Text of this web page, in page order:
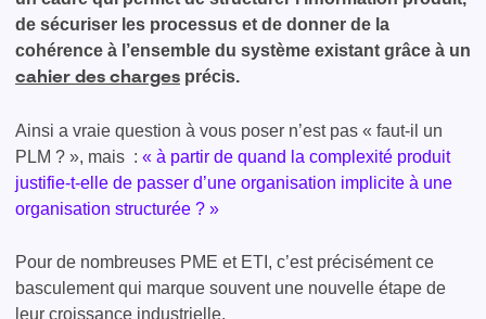
de sécuriser les processus et de donner de la
cohérence à l’ensemble du système existant grâce à un
cahier des charges précis.
Ainsi a vraie question à vous poser n’est pas « faut-il un
PLM ? », mais : « à partir de quand la complexité produit
justifie-t-elle de passer d’une organisation implicite à une
organisation structurée ? »
Pour de nombreuses PME et ETI, c’est précisément ce
basculement qui marque souvent une nouvelle étape de
leur croissance industrielle.